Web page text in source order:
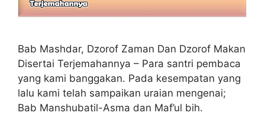
Bab Mashdar, Dzorof Zaman Dan Dzorof Makan
Disertai Terjemahannya – Para santri pembaca
yang kami banggakan. Pada kesempatan yang
lalu kami telah sampaikan uraian mengenai;
Bab Manshubatil-Asma dan Maf’ul bih.